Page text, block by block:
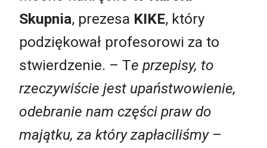
Skupnia, prezesa KIKE, który
podziękował profesorowi za to
stwierdzenie. – Te przepisy, to
rzeczywiście jest upaństwowienie,
odebranie nam części praw do
majątku, za który zapłaciliśmy–